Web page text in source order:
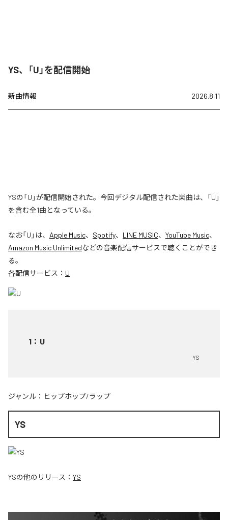
YS、「U」を配信開始
新曲情報 2026.8.11
YSの「U」が配信開始された。今回デジタル配信された楽曲は、「U」
を含む全1曲となっている。
なお「U 」は、 Apple Music、 Spotify、 LINE MUSIC、 YouTube Music、
Amazon Music Unlimitedなどの音楽配信サービスで聴くことができ
る。
各配信サービス： U
1 ： U
YS
ジャンル： ヒップホップ/ラップ
YS
YSの他のリリース： YS